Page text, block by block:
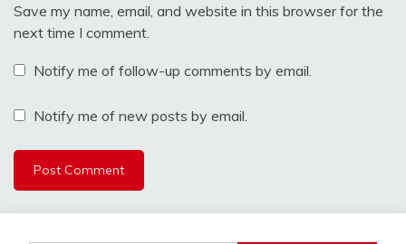
Save my name, email, and website in this browser for the
next time I comment.
Notify me of follow-up comments by email.
Notify me of new posts by email.